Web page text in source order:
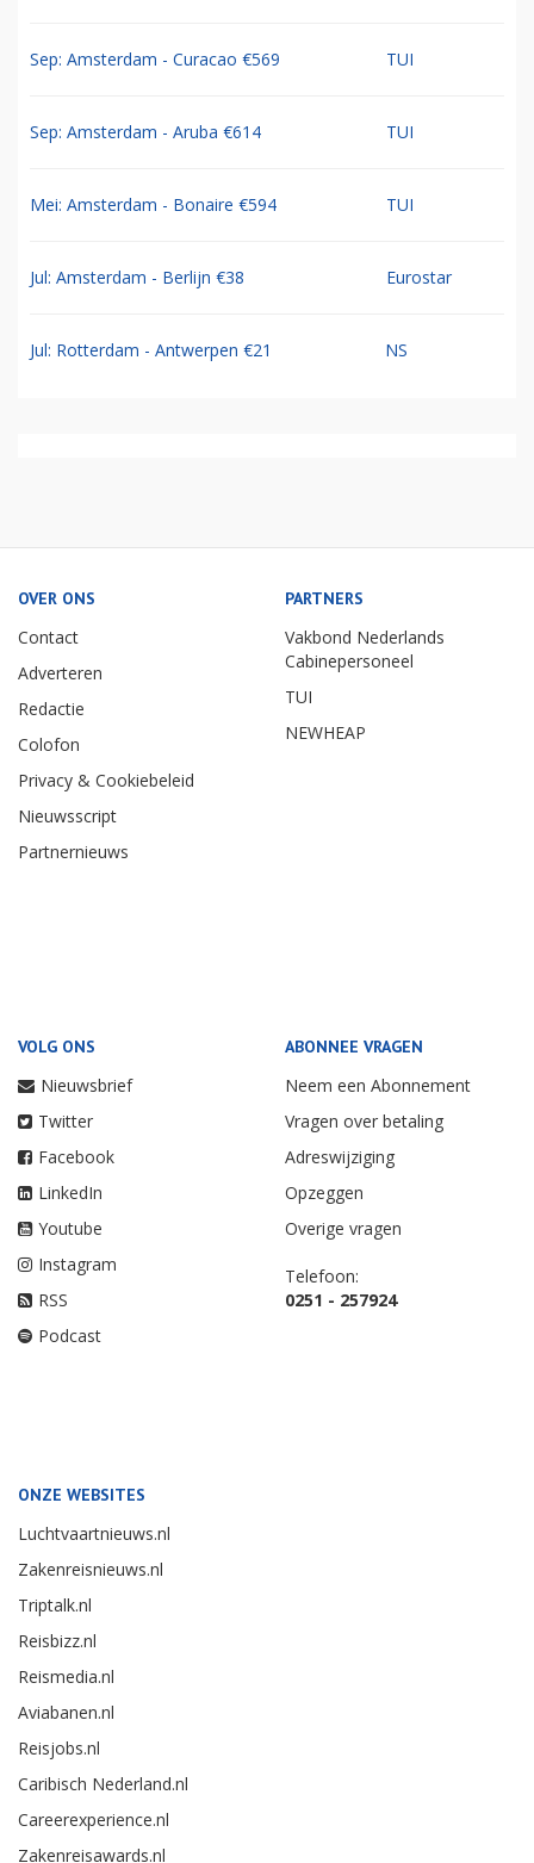
Sep: Amsterdam - Curacao €569 TUI
Sep: Amsterdam - Aruba €614 TUI
Mei: Amsterdam - Bonaire €594 TUI
Jul: Amsterdam - Berlijn €38 Eurostar
Jul: Rotterdam - Antwerpen €21 NS
OVER ONS
Contact
Adverteren
Redactie
Colofon
Privacy & Cookiebeleid
Nieuwsscript
Partnernieuws
PARTNERS
Vakbond Nederlands
Cabinepersoneel
TUI
NEWHEAP
VOLG ONS
Nieuwsbrief
Twitter
Facebook
LinkedIn
Youtube
Instagram
RSS
Podcast
ABONNEE VRAGEN
Neem een Abonnement
Vragen over betaling
Adreswijziging
Opzeggen
Overige vragen
Telefoon:
0251 - 257924
ONZE WEBSITES
Luchtvaartnieuws.nl
Zakenreisnieuws.nl
Triptalk.nl
Reisbizz.nl
Reismedia.nl
Aviabanen.nl
Reisjobs.nl
Caribisch Nederland.nl
Careerexperience.nl
Zakenreisawards.nl